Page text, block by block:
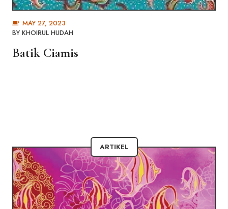
MAY 27, 2023
BY KHOIRUL HUDAH
Batik Ciamis
ARTIKEL